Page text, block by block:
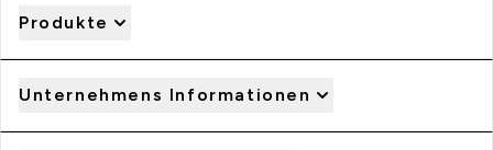
Produkte
Unternehmens Informationen